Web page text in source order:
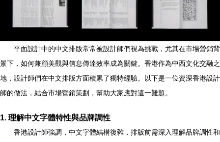
平面設計中的中文排版常常被設計師們視為挑戰，尤其在市場營銷背
景下，如何兼顧美觀與信息傳達效率成為關鍵。香港作為中西文化交融之
地，設計師們在中文排版方面積累了獨特經驗。以下是一位資深香港設計
師的做法，結合市場營銷策劃，幫助大家應對這一難題。
1. 理解中文字體特性與品牌調性
香港設計師強調，中文字體結構復雜，排版前需深入理解品牌調性和